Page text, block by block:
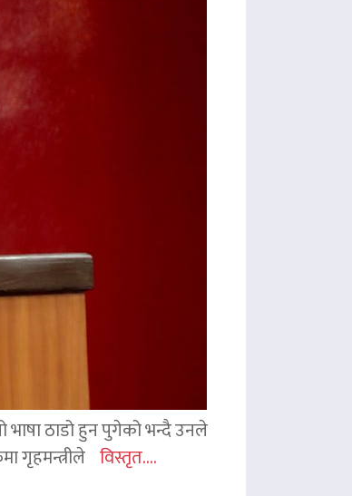
भाषा ठाडो हुन पुगेको भन्दै उनले
गृहमन्त्रीले विस्तृत....